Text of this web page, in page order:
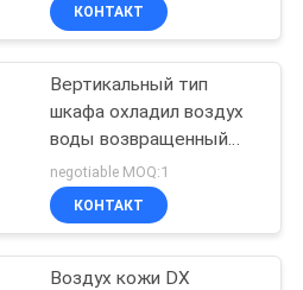
КОНТАКТ
Вертикальный тип
шкафа охладил воздух
воды возвращенный
регулируя блок 23-
429KW
negotiable MOQ:1
КОНТАКТ
Воздух кожи DX